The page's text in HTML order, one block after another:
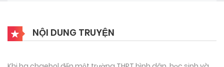
NỘI DUNG TRUYỆN